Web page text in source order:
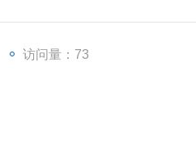
访问量：73